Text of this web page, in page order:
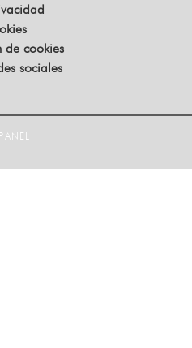
de cookies
sociales